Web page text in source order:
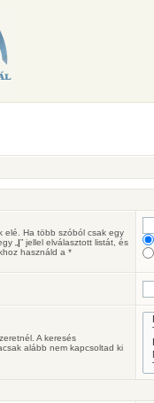
elé. Ha több szóból csak egy
„ |” jellel elválasztott listát, és
használd a *
A keresés
alább nem kapcsoltad ki